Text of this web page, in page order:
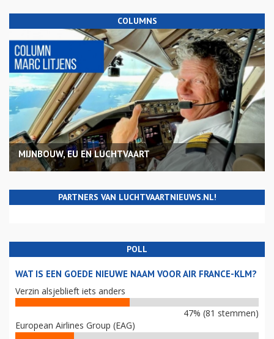
COLUMNS
MIJNBOUW, EU EN LUCHTVAART
PARTNERS VAN LUCHTVAARTNIEUWS.NL!
POLL
WAT IS EEN GOEDE NIEUWE NAAM VOOR AIR FRANCE-KLM?
Verzin alsjeblieft iets anders
47% (81 stemmen)
European Airlines Group (EAG)